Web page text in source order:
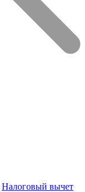
Налоговый вычет